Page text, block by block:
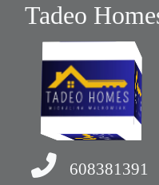
Tadeo
608381391